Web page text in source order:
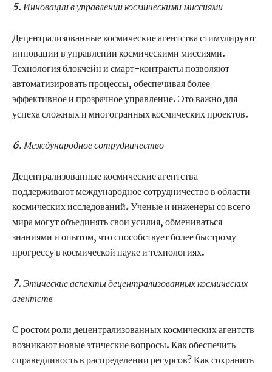
5. Инновации в управлении космическими миссиями
Децентрализованные космические агентства стимулируют
инновации в управлении космическими миссиями.
Технология блокчейн и смарт-контракты позволяют
автоматизировать процессы, обеспечивая более
эффективное и прозрачное управление. Это важно для
успеха сложных и многогранных космических проектов.
6. Международное сотрудничество
Децентрализованные космические агентства
поддерживают международное сотрудничество в области
космических исследований. Ученые и инженеры со всего
мира могут объединять свои усилия, обмениваться
знаниями и опытом, что способствует более быстрому
прогрессу в космической науке и технологиях.
7. Этические аспекты децентрализованных космических
агентств
С ростом роли децентрализованных космических агентств
возникают новые этические вопросы. Как обеспечить
справедливость в распределении ресурсов? Как сохранить